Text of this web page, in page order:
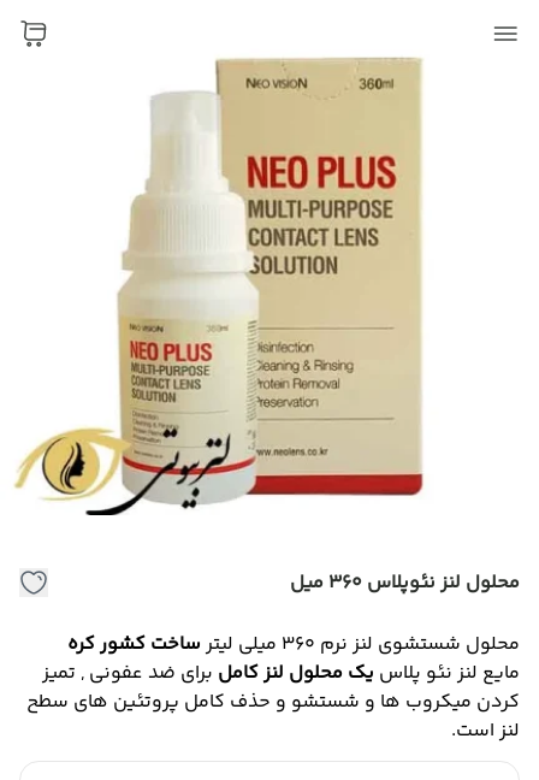
محلول لنز نئوپلاس 360 میل
محلول شستشوی لنز نرم 360 میلی لیتر
ساخت کشور کره
مایع لنز نئو پلاس یک محلول لنز کامل برای ضد عفونی , تمیز
کردن میکروب ها و شستشو و حذف کامل پروتئین های سطح
لنز است.